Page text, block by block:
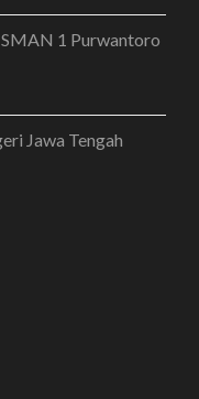
1 Purwantoro
Jawa Tengah